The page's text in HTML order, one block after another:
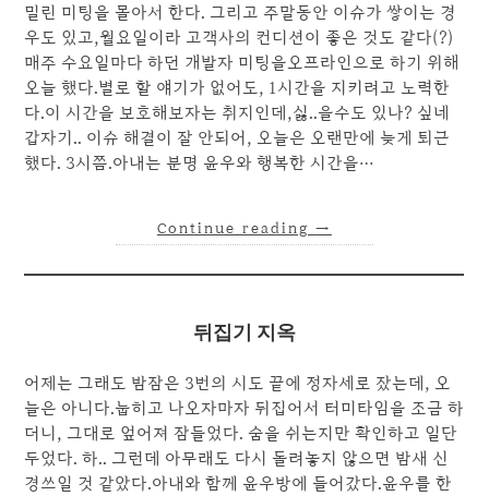
밀린 미팅을 몰아서 한다. 그리고 주말동안 이슈가 쌓이는 경
우도 있고,월요일이라 고객사의 컨디션이 좋은 것도 같다(?)
매주 수요일마다 하던 개발자 미팅을오프라인으로 하기 위해
오늘 했다.별로 할 얘기가 없어도, 1시간을 지키려고 노력한
다.이 시간을 보호해보자는 취지인데,싫..을수도 있나? 싶네
갑자기.. 이슈 해결이 잘 안되어, 오늘은 오랜만에 늦게 퇴근
했다. 3시쯤.아내는 분명 윤우와 행복한 시간을…
Continue reading →
뒤집기 지옥
어제는 그래도 밤잠은 3번의 시도 끝에 정자세로 잤는데, 오
늘은 아니다.눕히고 나오자마자 뒤집어서 터미타임을 조금 하
더니, 그대로 엎어져 잠들었다. 숨을 쉬는지만 확인하고 일단
두었다. 하.. 그런데 아무래도 다시 돌려놓지 않으면 밤새 신
경쓰일 것 같았다.아내와 함께 윤우방에 들어갔다.윤우를 한